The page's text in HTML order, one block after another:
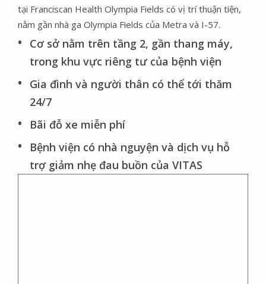
tại Franciscan Health Olympia Fields có vị trí thuận tiện,
nằm gần nhà ga Olympia Fields của ​​​​​​​Metra và I-57.
Cơ sở nằm trên tầng 2, gần thang máy,
trong khu vực riêng tư của bệnh viện
Gia đình và người thân có thể tới thăm
24/7
Bãi đỗ xe miễn phí
Bệnh viện có nhà nguyện và dịch vụ hỗ
trợ giảm nhẹ đau buồn của VITAS